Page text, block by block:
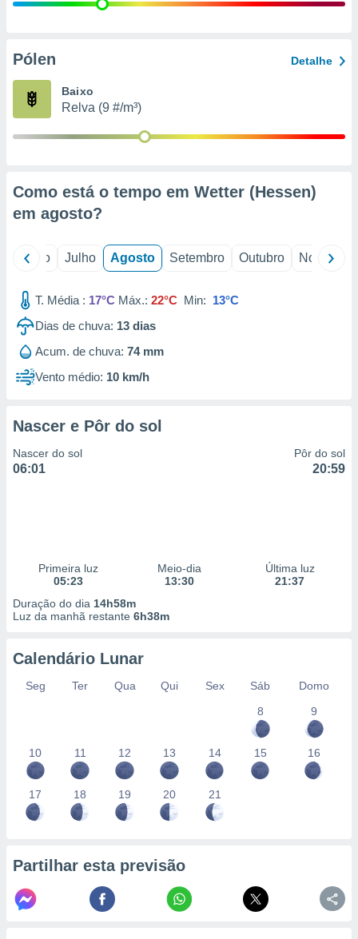
e
de
Pólen Detalhe
Baixo
Relva (9 #/m³)
Como está o tempo em Wetter (Hessen)
em agosto?
Junho Julho Agosto Setembro Outubro Novembro
T. Média : 17°C Máx.: 22°C Min: 13°C
Dias de chuva: 13 dias
Acum. de chuva: 74 mm
Vento médio: 10 km/h
Nascer e Pôr do sol
Nascer do sol
06:01
Pôr do sol
20:59
Primeira luz
05:23
Meio-dia
13:30
Última luz
21:37
Duração do dia 14h58m
Luz da manhã restante 6h38m
Calendário Lunar
Seg Ter Qua Qui Sex Sáb
Domo
8
9
10 11 12 13 14 15 16
17 18 19 20 21
Partilhar esta previsão